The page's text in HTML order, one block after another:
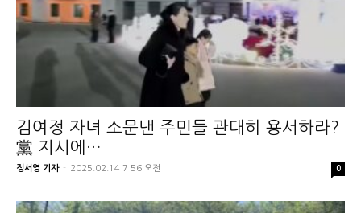
김여정 자녀 소문낸 주민들 관대히 용서하라?
黨 지시에…
정서영 기자 - 2025.02.14 7:56 오전 0